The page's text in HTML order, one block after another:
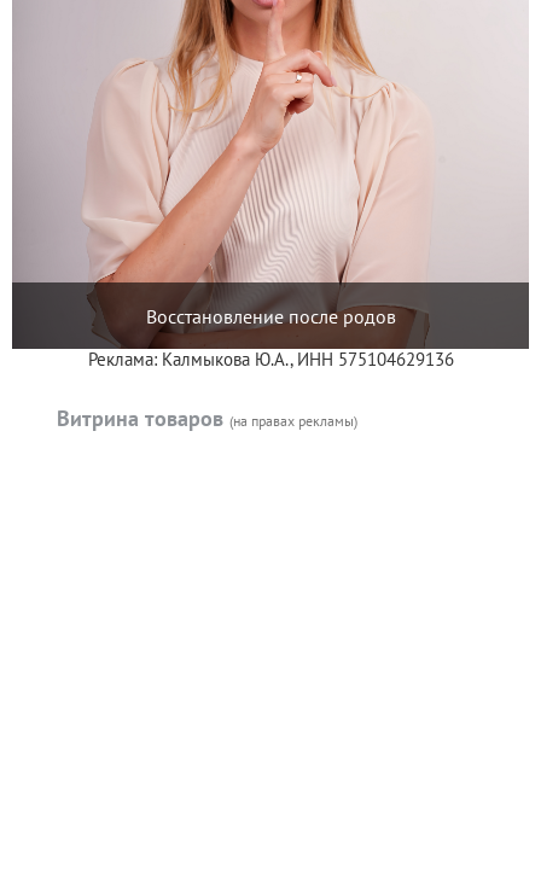
Восстановление после родов
Реклама: Калмыкова Ю.А., ИНН 575104629136
Витрина товаров (на правах рекламы)